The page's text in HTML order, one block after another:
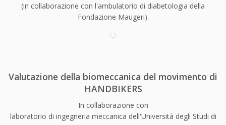
(in collaborazione con l'ambulatorio di diabetologia della
Fondazione Maugeri).
Valutazione della biomeccanica del movimento di
HANDBIKERS
In collaborazione con
laboratorio di ingegneria meccanica dell'Università degli Studi di